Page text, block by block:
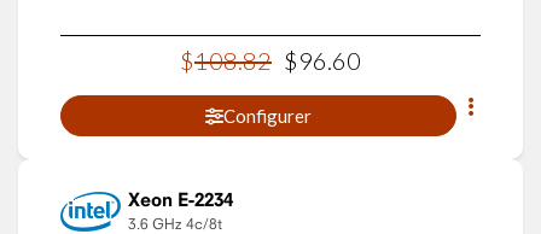
$108.82 $96.60
Configurer
Xeon E-2234
3.6 GHz 4c/8t